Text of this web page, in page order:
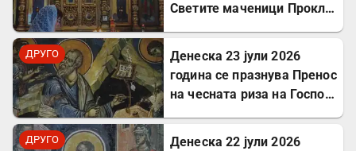
Светите маченици Прокл и
ДРУГО
Денеска 23 јули 2026
година се празнува Пренос
на чесната риза на Господ
ДРУГО
Денеска 22 јули 2026